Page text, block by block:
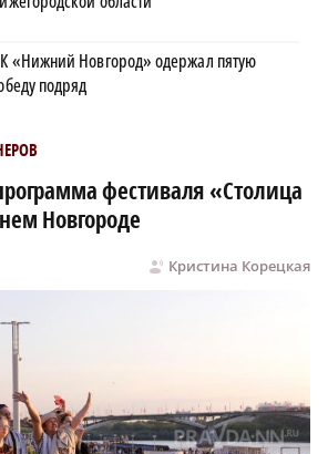
«Нижний Новгород» одержал пятую
подряд
фестиваля «Столица
Новгороде
Кристина Корецкая